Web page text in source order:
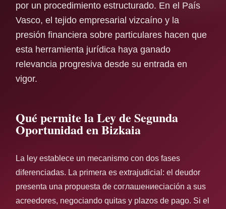
por un procedimiento estructurado. En el País
Vasco, el tejido empresarial vizcaíno y la
presión financiera sobre particulares hacen que
esta herramienta jurídica haya ganado
relevancia progresiva desde su entrada en
vigor.
Qué permite la Ley de Segunda
Oportunidad en Bizkaia
La ley establece un mecanismo con dos fases
diferenciadas. La primera es extrajudicial: el deudor
presenta una propuesta de соглашениеciación a sus
acreedores, negociando quitas y plazos de pago. Si el